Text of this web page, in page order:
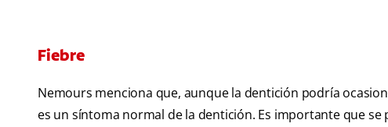
Fiebre
Nemours menciona que, aunque la dentición podría
es un síntoma normal de la dentición. Es importante que